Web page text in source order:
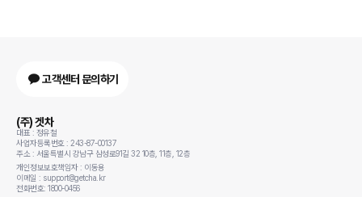
고객센터 문의하기
(주) 겟차
대표 : 정유철
사업자등록번호 : 243-87-00137
주소 : 서울특별시 강남구 삼성로91길 32 10층, 11층, 12층
개인정보보호책임자 : 이동용
이메일 : support@getcha.kr
전화번호: 1800-0456